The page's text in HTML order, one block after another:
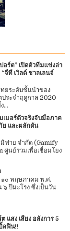
ร์ต” เปิดตัวทีมแข่งล่า
จีที เวิลด์ ชาลเลนจ์
ยระดับชั้นนำของ
ประจำฤดูกาล 2020
...
เมอร์ตัวจริงจับมือภาค
ย และผลักดัน
ฟาย จำกัด (Gamify
ศูนย์รวมเพื่อเชื่อมโยง
๑๐ พฤษภาคม พ.ศ.
ปีมะโรง ซึ่งเป็นวัน
แสง เสียง อลังการ 5
ลฟิน!!